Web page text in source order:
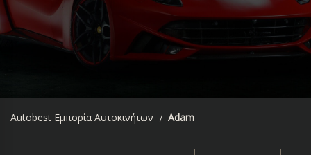
Autobest Εμπορία Αυτοκινήτων Adam